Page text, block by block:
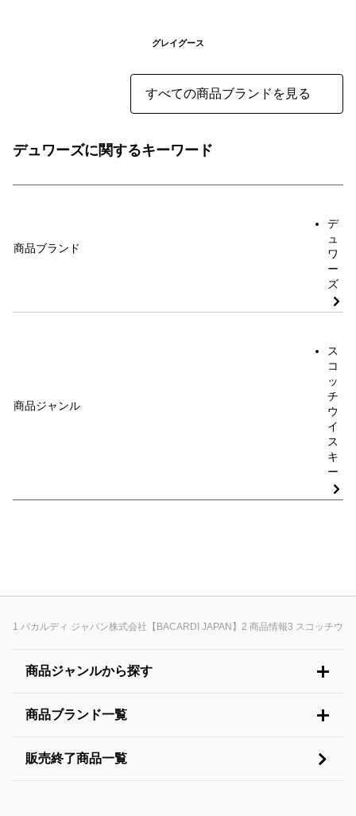
グレイグース
すべての商品ブランドを見る
デュワーズに関するキーワード
商品ブランド
デ
ュ
ワ
ー
ズ
商品ジャンル
ス
コ
ッ
チ
ウ
イ
ス
キ
ー
バカルディ ジャパン株式会社【BACARDI JAPAN】 商品情報 スコッチウイ
商品ジャンルから探す
商品ブランド一覧
販売終了商品一覧